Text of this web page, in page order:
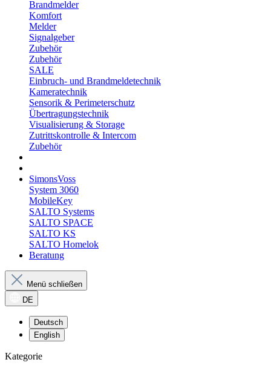
Brandmelder
Komfort
Melder
Signalgeber
Zubehör
Zubehör
SALE
Einbruch- und Brandmeldetechnik
Kameratechnik
Sensorik & Perimeterschutz
Übertragungstechnik
Visualisierung & Storage
Zutrittskontrolle & Intercom
Zubehör
SimonsVoss
System 3060
MobileKey
SALTO Systems
SALTO SPACE
SALTO KS
SALTO Homelok
Beratung
Menü schließen
DE
Deutsch
English
Kategorie